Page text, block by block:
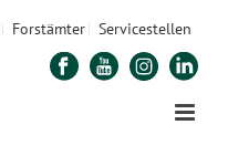
Forstämter Servicestellen